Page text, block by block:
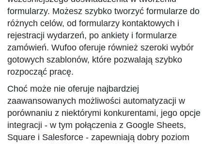
formularzy. Możesz szybko tworzyć formularze do
różnych celów, od formularzy kontaktowych i
rejestracji wydarzeń, po ankiety i formularze
zamówień. Wufoo oferuje również szeroki wybór
gotowych szablonów, które pozwalają szybko
rozpocząć pracę.
Choć może nie oferuje najbardziej
zaawansowanych możliwości automatyzacji w
porównaniu z niektórymi konkurentami, jego opcje
integracji - w tym połączenia z Google Sheets,
Square i Salesforce - zapewniają dobry poziom